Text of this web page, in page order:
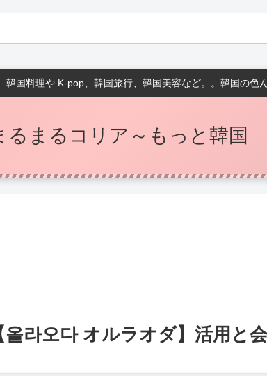
国料理や K-pop、韓国旅行、韓国美容など。。韓国の色
るまるコリア～もっと韓国
올라오다 オルラオダ】活用と